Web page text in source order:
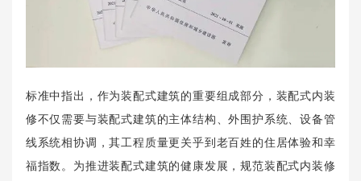
标准中指出，作为装配式建筑的重要组成部分，装配式内装
修不仅需要与装配式建筑的主体结构、外围护系统、设备管
线系统相协调，其工程质量更关乎到老百姓的住居体验和幸
福指数。为推进装配式建筑的健康发展，规范装配式内装修